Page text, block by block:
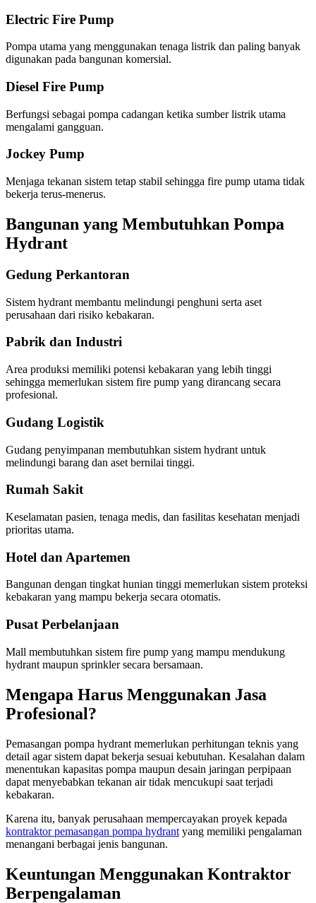
Electric Fire Pump
Pompa utama yang menggunakan tenaga listrik dan paling banyak
digunakan pada bangunan komersial.
Diesel Fire Pump
Berfungsi sebagai pompa cadangan ketika sumber listrik utama
mengalami gangguan.
Jockey Pump
Menjaga tekanan sistem tetap stabil sehingga fire pump utama tidak
bekerja terus-menerus.
Bangunan yang Membutuhkan Pompa
Hydrant
Gedung Perkantoran
Sistem hydrant membantu melindungi penghuni serta aset
perusahaan dari risiko kebakaran.
Pabrik dan Industri
Area produksi memiliki potensi kebakaran yang lebih tinggi
sehingga memerlukan sistem fire pump yang dirancang secara
profesional.
Gudang Logistik
Gudang penyimpanan membutuhkan sistem hydrant untuk
melindungi barang dan aset bernilai tinggi.
Rumah Sakit
Keselamatan pasien, tenaga medis, dan fasilitas kesehatan menjadi
prioritas utama.
Hotel dan Apartemen
Bangunan dengan tingkat hunian tinggi memerlukan sistem proteksi
kebakaran yang mampu bekerja secara otomatis.
Pusat Perbelanjaan
Mall membutuhkan sistem fire pump yang mampu mendukung
hydrant maupun sprinkler secara bersamaan.
Mengapa Harus Menggunakan Jasa
Profesional?
Pemasangan pompa hydrant memerlukan perhitungan teknis yang
detail agar sistem dapat bekerja sesuai kebutuhan. Kesalahan dalam
menentukan kapasitas pompa maupun desain jaringan perpipaan
dapat menyebabkan tekanan air tidak mencukupi saat terjadi
kebakaran.
Karena itu, banyak perusahaan mempercayakan proyek kepada
kontraktor pemasangan pompa hydrant yang memiliki pengalaman
menangani berbagai jenis bangunan.
Keuntungan Menggunakan Kontraktor
Berpengalaman